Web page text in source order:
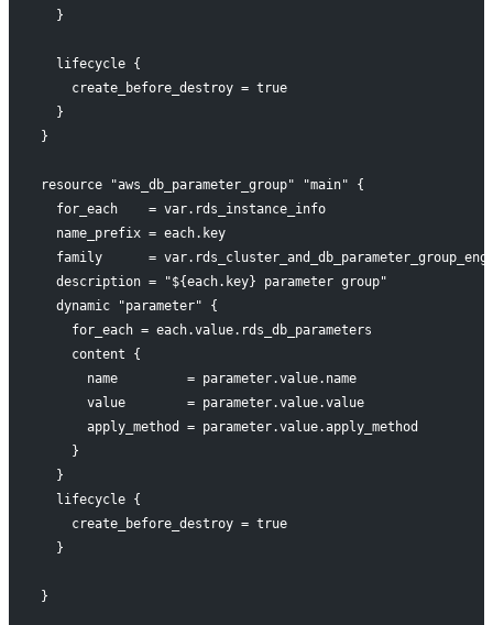
  }
  lifecycle {
    create_before_destroy = true
  }
}
resource "aws_db_parameter_group" "main" {
  for_each    = var.rds_instance_info
  name_prefix = each.key
family      =
  description = "${each.key} parameter group"
  dynamic "parameter" {
    for_each = each.value.rds_db_parameters
    content {
      name         = parameter.value.name
      value        = parameter.value.value
      apply_method = parameter.value.apply_method
    }
  }
  lifecycle {
    create_before_destroy = true
  }
}